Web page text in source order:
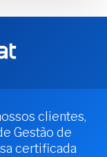
clientes,
Gestão de
certificada